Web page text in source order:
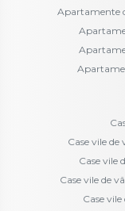
Apartamente
Case vile
Case vile
Case vile de
Case